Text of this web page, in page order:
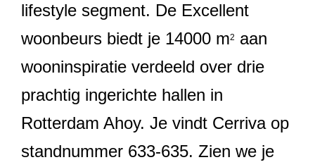
lifestyle segment. De Excellent
woonbeurs biedt je 14000 m2
aan
wooninspiratie verdeeld over drie
prachtig ingerichte hallen in
Rotterdam Ahoy. Je vindt Cerriva op
standnummer 633-635. Zien we je